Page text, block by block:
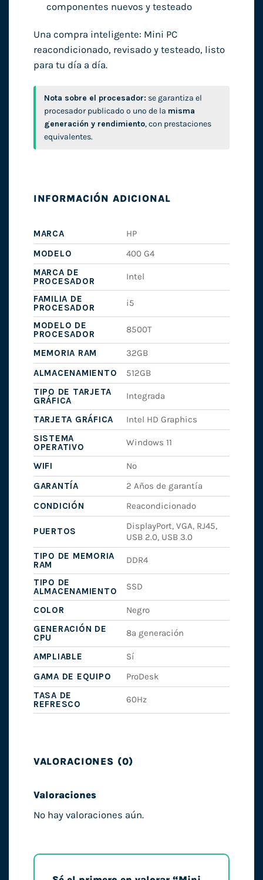
componentes nuevos y testeado
Una compra inteligente: Mini PC
reacondicionado, revisado y testeado, listo
para tu día a día.
Nota sobre el procesador: se garantiza el
procesador publicado o uno de la misma
generación y rendimiento, con prestaciones
equivalentes.
INFORMACIÓN ADICIONAL
MARCA
HP
MODELO
400 G4
MARCA DE
PROCESADOR
Intel
FAMILIA DE
PROCESADOR
i5
MODELO DE
PROCESADOR
8500T
MEMORIA RAM
32GB
ALMACENAMIENTO
512GB
TIPO DE TARJETA
GRÁFICA
Integrada
TARJETA GRÁFICA
Intel HD Graphics
SISTEMA
OPERATIVO
Windows 11
WIFI
No
GARANTÍA
2 Años de garantía
CONDICIÓN
Reacondicionado
PUERTOS
DisplayPort, VGA, RJ45,
USB 2.0, USB 3.0
TIPO DE MEMORIA
RAM
DDR4
TIPO DE
ALMACENAMIENTO
SSD
COLOR
Negro
GENERACIÓN DE
CPU
8ª generación
AMPLIABLE
Sí
GAMA DE EQUIPO
ProDesk
TASA DE
REFRESCO
60Hz
VALORACIONES (0)
Valoraciones
No hay valoraciones aún.